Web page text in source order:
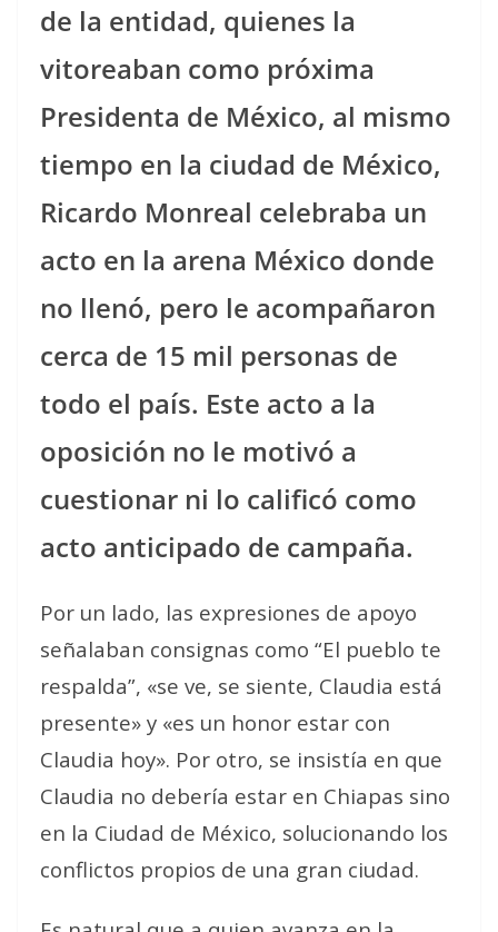
de la entidad, quienes la
vitoreaban como próxima
Presidenta de México, al mismo
tiempo en la ciudad de México,
Ricardo Monreal celebraba un
acto en la arena México donde
no llenó, pero le acompañaron
cerca de 15 mil personas de
todo el país. Este acto a la
oposición no le motivó a
cuestionar ni lo calificó como
acto anticipado de campaña.
Por un lado, las expresiones de apoyo
señalaban consignas como “El pueblo te
respalda”, «se ve, se siente, Claudia está
presente» y «es un honor estar con
Claudia hoy». Por otro, se insistía en que
Claudia no debería estar en Chiapas sino
en la Ciudad de México, solucionando los
conflictos propios de una gran ciudad.